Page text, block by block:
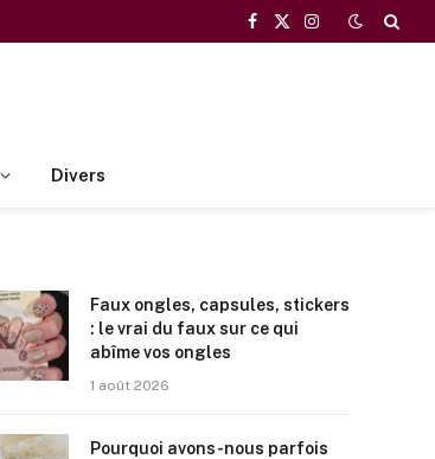
Facebook
X
Instagram
Divers
Faux ongles, capsules, stickers
: le vrai du faux sur ce qui
abîme vos ongles
1 août 2026
Pourquoi avons-nous parfois